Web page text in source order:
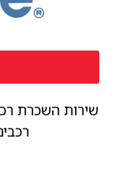
שירות השכרת